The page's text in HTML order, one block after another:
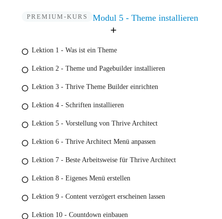
PREMIUM-KURS Modul 5 - Theme installieren
Lektion 1 - Was ist ein Theme
Lektion 2 - Theme und Pagebuilder installieren
Lektion 3 - Thrive Theme Builder einrichten
Lektion 4 - Schriften installieren
Lektion 5 - Vorstellung von Thrive Architect
Lektion 6 - Thrive Architect Menü anpassen
Lektion 7 - Beste Arbeitsweise für Thrive Architect
Lektion 8 - Eigenes Menü erstellen
Lektion 9 - Content verzögert erscheinen lassen
Lektion 10 - Countdown einbauen